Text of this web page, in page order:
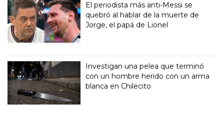
El periodista más anti-Messi se
quebró al hablar de la muerte de
Jorge, el papá de Lionel
Investigan una pelea que terminó
con un hombre herido con un arma
blanca en Chilecito